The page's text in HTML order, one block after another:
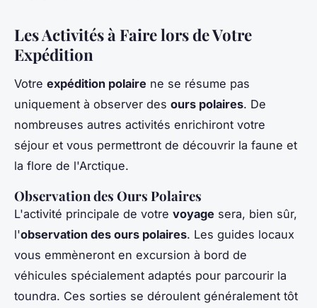
Les Activités à Faire lors de Votre
Expédition
Votre expédition polaire ne se résume pas
uniquement à observer des ours polaires. De
nombreuses autres activités enrichiront votre
séjour et vous permettront de découvrir la faune et
la flore de l'Arctique.
Observation des Ours Polaires
L'activité principale de votre voyage sera, bien sûr,
l'observation des ours polaires. Les guides locaux
vous emmèneront en excursion à bord de
véhicules spécialement adaptés pour parcourir la
toundra. Ces sorties se déroulent généralement tôt